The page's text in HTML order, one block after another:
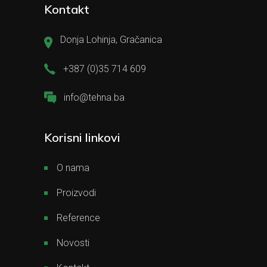
Kontakt
Donja Lohinja, Gračanica
+387 (0)35 714 609
info@tehna.ba
Korisni linkovi
O nama
Proizvodi
Reference
Novosti